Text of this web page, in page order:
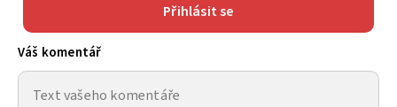
Přihlásit se
Váš komentář